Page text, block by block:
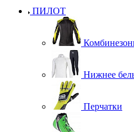
ПИЛОТ
Нижнее
Перчатки